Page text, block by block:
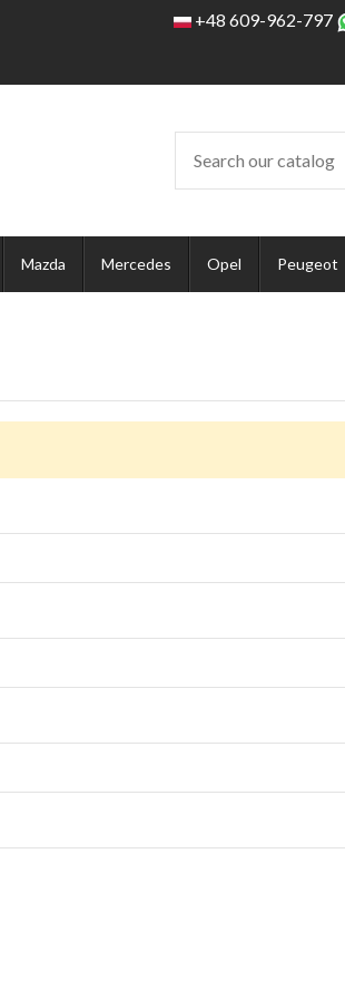
+48 609-962-797
Mazda Mercedes Opel Peugeot